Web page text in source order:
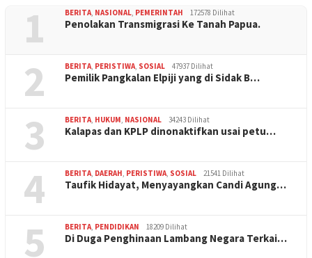
1 BERITA NASIONAL PEMERINTAH 172578 Dilihat
Penolakan Transmigrasi Ke Tanah Papua.
2 BERITA PERISTIWA SOSIAL 47937 Dilihat
Pemilik Pangkalan Elpiji yang di Sidak B…
3 BERITA HUKUM NASIONAL 34243 Dilihat
Kalapas dan KPLP dinonaktifkan usai petu…
4 BERITA DAERAH PERISTIWA SOSIAL 21541 Dilihat
Taufik Hidayat, Menyayangkan Candi Agung…
5 BERITA PENDIDIKAN 18209 Dilihat
Di Duga Penghinaan Lambang Negara Terkai…